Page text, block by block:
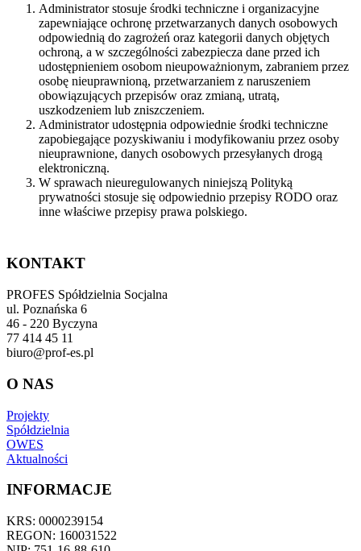
Administrator stosuje środki techniczne i organizacyjne
zapewniające ochronę przetwarzanych danych osobowych
odpowiednią do zagrożeń oraz kategorii danych objętych
ochroną, a w szczególności zabezpiecza dane przed ich
udostępnieniem osobom nieupoważnionym, zabraniem przez
osobę nieuprawnioną, przetwarzaniem z naruszeniem
obowiązujących przepisów oraz zmianą, utratą,
uszkodzeniem lub zniszczeniem.
Administrator udostępnia odpowiednie środki techniczne
zapobiegające pozyskiwaniu i modyfikowaniu przez osoby
nieuprawnione, danych osobowych przesyłanych drogą
elektroniczną.
W sprawach nieuregulowanych niniejszą Polityką
prywatności stosuje się odpowiednio przepisy RODO oraz
inne właściwe przepisy prawa polskiego.
KONTAKT
PROFES Spółdzielnia Socjalna
ul. Poznańska 6
46 - 220 Byczyna
77 414 45 11
biuro@prof-es.pl
O NAS
Projekty
Spółdzielnia
OWES
Aktualności
INFORMACJE
KRS: 0000239154
REGON: 160031522